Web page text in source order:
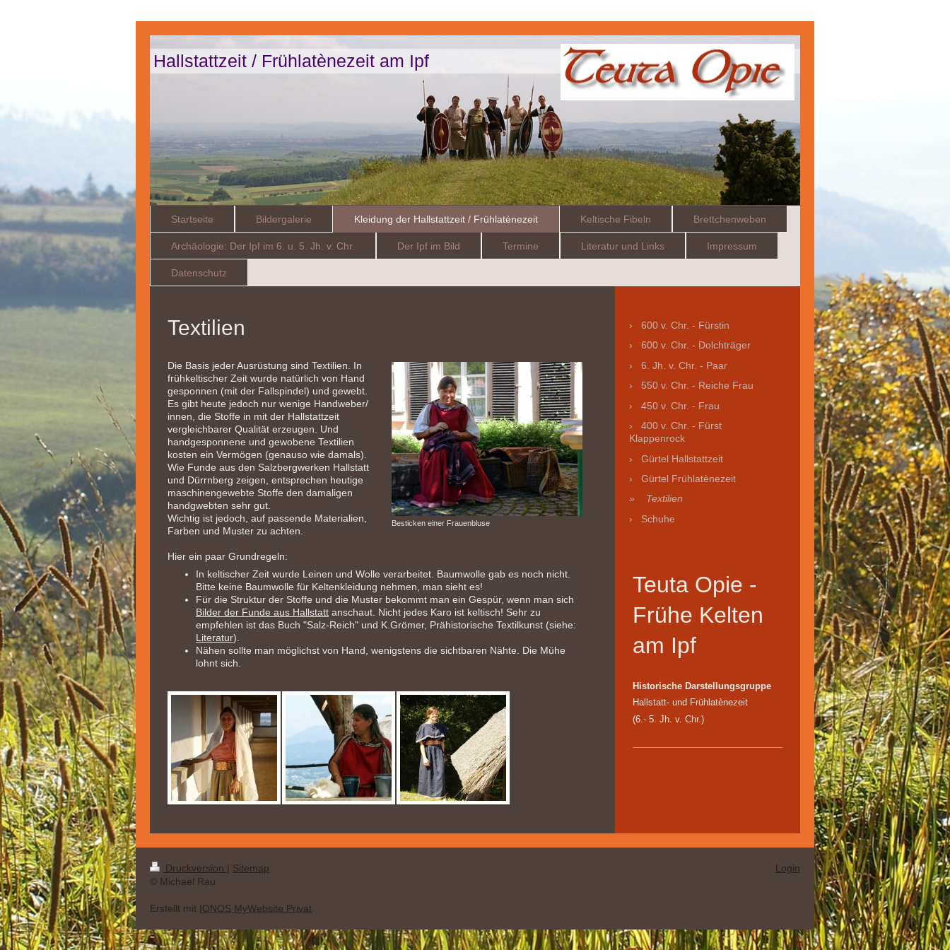
Hallstattzeit / Frühlatènezeit am Ipf
Startseite Bildergalerie Kleidung der Hallstattzeit / Frühlatènezeit Keltische Fibeln Brettchenweben
Archäologie: Der Ipf im 6. u. 5. Jh. v. Chr. Der Ipf im Bild Termine Literatur und Links Impressum
Datenschutz
Textilien
Besticken einer Frauenbluse
Die Basis jeder Ausrüstung sind Textilien. In
frühkeltischer Zeit wurde natürlich von Hand
gesponnen (mit der Fallspindel) und gewebt.
Es gibt heute jedoch nur wenige Handweber/
innen, die Stoffe in mit der Hallstattzeit
vergleichbarer Qualität erzeugen. Und
handgesponnene und gewobene Textilien
kosten ein Vermögen (genauso wie damals).
Wie Funde aus den Salzbergwerken Hallstatt
und Dürrnberg zeigen, entsprechen heutige
maschinengewebte Stoffe den damaligen
handgwebten sehr gut.
Wichtig ist jedoch, auf passende Materialien,
Farben und Muster zu achten.
Hier ein paar Grundregeln:
In keltischer Zeit wurde Leinen und Wolle verarbeitet. Baumwolle gab es noch nicht.
Bitte keine Baumwolle für Keltenkleidung nehmen, man sieht es!
Für die Struktur der Stoffe und die Muster bekommt man ein Gespür, wenn man sich
Bilder der Funde aus Hallstatt anschaut. Nicht jedes Karo ist keltisch! Sehr zu
empfehlen ist das Buch "Salz-Reich" und K.Grömer, Prähistorische Textilkunst (siehe:
Literatur).
Nähen sollte man möglichst von Hand, wenigstens die sichtbaren Nähte. Die Mühe
lohnt sich.
600 v. Chr. - Fürstin
600 v. Chr. - Dolchträger
6. Jh. v. Chr. - Paar
550 v. Chr. - Reiche Frau
450 v. Chr. - Frau
400 v. Chr. - Fürst
Klappenrock
Gürtel Hallstattzeit
Gürtel Frühlatènezeit
Textilien
Schuhe
Teuta Opie -
Frühe Kelten
am Ipf
Historische Darstellungsgruppe
Hallstatt- und Frühlatènezeit
(6.- 5. Jh. v. Chr.)
Druckversion | Sitemap
© Michael Rau
Erstellt mit IONOS MyWebsite Privat
Login